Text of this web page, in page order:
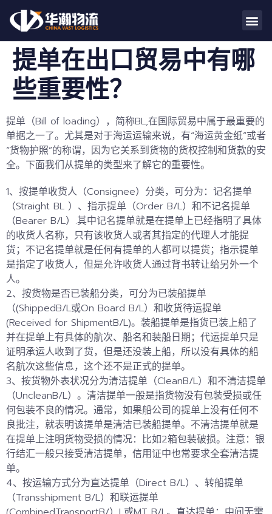
提单在出口贸易中有哪
些重要性？
提单（Bill of loading），简称BL,在国际贸易中属于最重要的
单据之一了。尤其是对于海运运输来说，有“海运黄金纸”或者
“货物护照”的称谓，因为它关系到货物的货权控制和货款的安
全。下面我们从提单的类型来了解它的重要性。
1、按提单收货人（Consignee）分类，可分为：记名提单
（Straight BL ）、指示提单（Order B/L）和不记名提单
（Bearer B/L）.其中记名提单就是在提单上已经指明了具体
的收货人名称，只有该收货人或者其指定的代理人才能提
货；不记名提单就是任何有提单的人都可以提货；指示提单
是指定了收货人，但是允许收货人通过背书转让给另外一个
人。
2、按货物是否已装船分类，可分为已装船提单
（(ShippedB/L或On Board B/L）和收货待运提单
(Received for ShipmentB/L)。装船提单是指货已装上船了
并在提单上有具体的航次、船名和装船日期；代运提单只是
证明承运人收到了货，但是还没装上船，所以没有具体的船
名航次这些信息，这个还不是正式的提单。
3、按货物外表状况分为清洁提单（CleanB/L）和不清洁提单
（UncleanB/L）。清洁提单一般是指货物没有包装受损或任
何包装不良的情况。 通常，如果船公司的提单上没有任何不
良批注，就表明该提单是清洁已装船提单。不清洁提单就是
在提单上注明货物受损的情况：比如2箱包装破损。注意：银
行结汇一般只接受清洁提单，信用证中也常要求全套清洁提
单。
4、按运输方式分为直达提单（Direct B/L）、转船提单
（Transshipment B/L）和联运提单